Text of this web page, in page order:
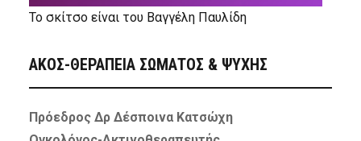
Το σκίτσο είναι του Βαγγέλη Παυλίδη
ΑΚΟΣ-ΘΕΡΑΠΕΙΑ ΣΩΜΑΤΟΣ & ΨΥΧΗΣ
Πρόεδρος Δρ Δέσποινα Κατσώχη